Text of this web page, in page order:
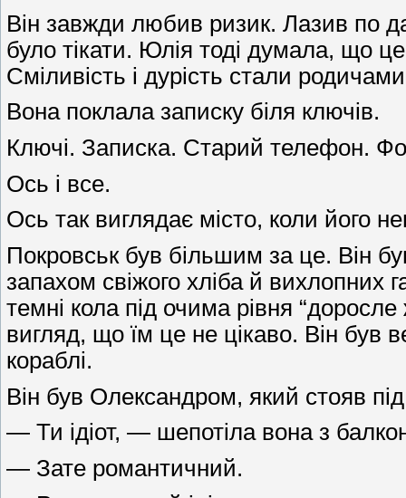
Він завжди любив ризик. Лазив по
було тікати. Юлія тоді думала, що
Сміливість і дурість стали
Вона поклала записку біля ключів.
Ключі. Записка. Старий телефон.
Ось і все.
Ось так виглядає місто, коли його
Покровськ був більшим за це. Він
запахом свіжого хліба й вихлопних
темні кола під очима рівня
вигляд, що їм це не цікаво. Він був
кораблі.
Він був Олександром, який стояв
— Ти ідіот, — шепотіла вона з
— Зате романтичний.